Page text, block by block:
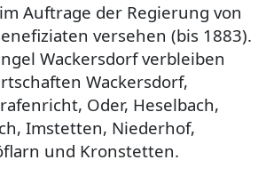
Auftrage der Regierung von
versehen (bis 1883).
Wackersdorf verbleiben
Wackersdorf,
Oder, Heselbach,
Imstetten, Niederhof,
und Kronstetten.